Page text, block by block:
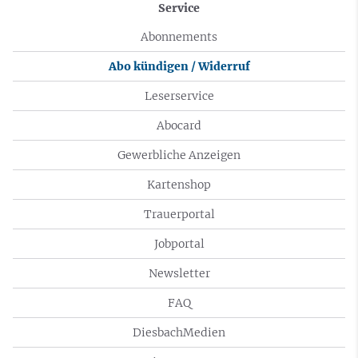
Service
Abonnements
Abo kündigen / Widerruf
Leserservice
Abocard
Gewerbliche Anzeigen
Kartenshop
Trauerportal
Jobportal
Newsletter
FAQ
DiesbachMedien